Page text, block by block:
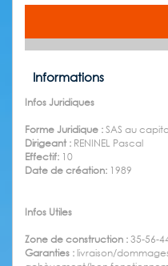
Informations
Infos Juridiques
Forme Juridique :SAS au
Dirigeant : RENINEL Pascal
Effectif: 10
Date de création: 1989
Infos Utiles
Zone de construction :35-56-
Garanties : livraison/